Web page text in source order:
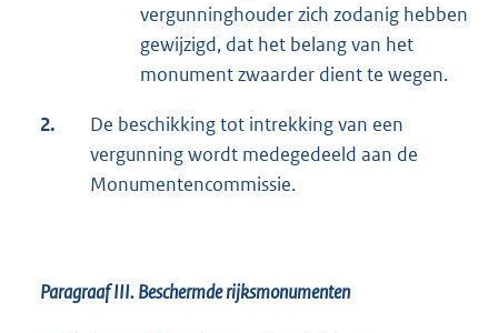
vergunninghouder zich zodanig hebben
gewijzigd, dat het belang van het
monument zwaarder dient te wegen.
2.
De beschikking tot intrekking van een
vergunning wordt medegedeeld aan de
Monumentencommissie.
Paragraaf III.Beschermde rijksmonumenten